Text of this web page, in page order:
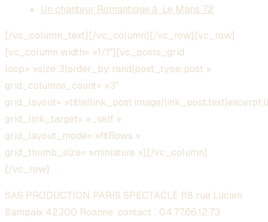
Un chanteur Romantique à Le Mans 72
[/vc_column_text][/vc_column][/vc_row][vc_row]
[vc_column width= »1/1″][vc_posts_grid
loop= »size:3|order_by:rand|post_type:post »
grid_columns_count= »3″
grid_layout=
grid_link_target= »_self »
grid_layout_mode= »fitRows »
grid_thumb_size= »miniature »][/vc_column]
[/vc_row]
SAS PRODUCTION PARIS SPECTACLE 118 rue Lucien
Sampaix 42300 Roanne contact : 04.77.66.12.73